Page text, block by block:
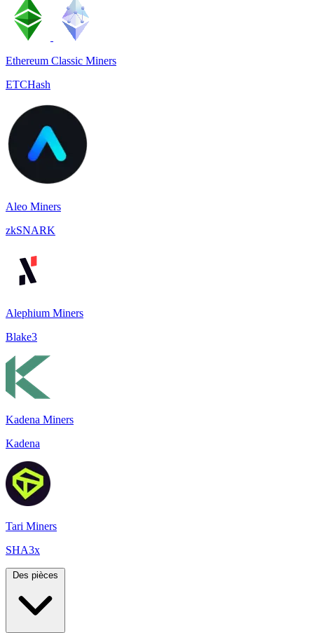
Ethereum Classic Miners
ETCHash
Aleo Miners
zkSNARK
Alephium Miners
Blake3
Kadena Miners
Kadena
Tari Miners
SHA3x
Des pièces